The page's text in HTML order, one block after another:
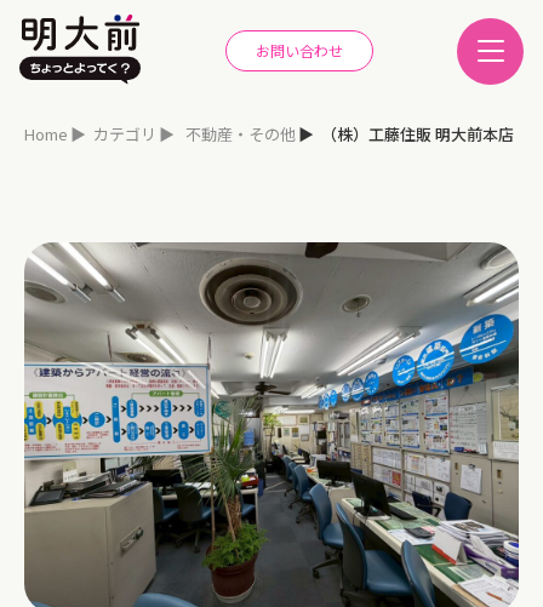
お問い合わせ
Home カテゴリ 不動産・その他 （株）工藤住販 明大前本店